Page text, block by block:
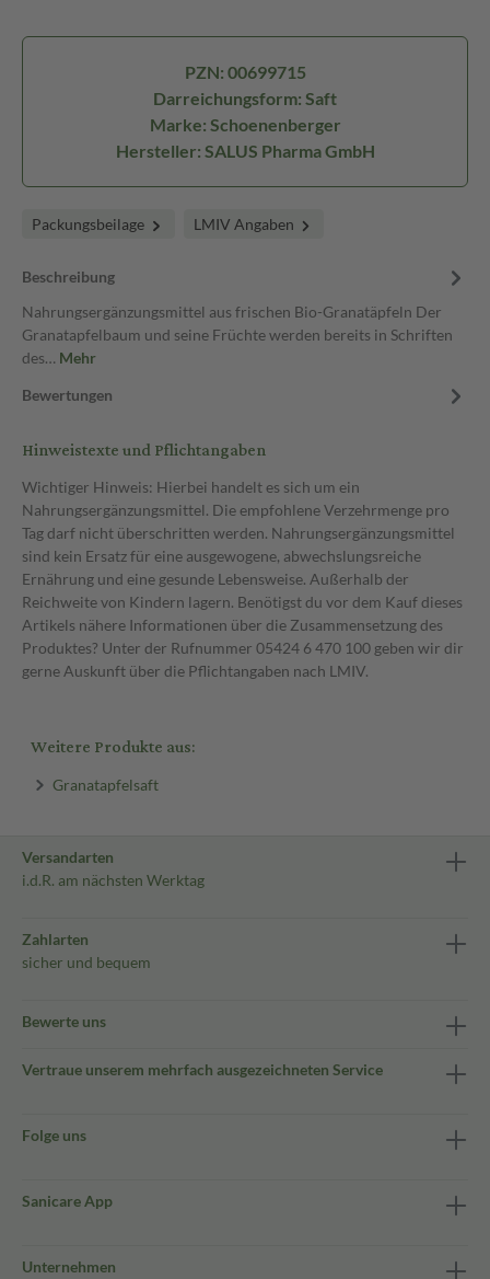
PZN: 00699715
Darreichungsform: Saft
Marke: Schoenenberger
Hersteller: SALUS Pharma GmbH
Packungsbeilage LMIV Angaben
Beschreibung
Nahrungsergänzungsmittel aus frischen Bio-Granatäpfeln Der
Granatapfelbaum und seine Früchte werden bereits in Schriften
des… Mehr
Bewertungen
Hinweistexte und Pflichtangaben
Wichtiger Hinweis: Hierbei handelt es sich um ein
Nahrungsergänzungsmittel. Die empfohlene Verzehrmenge pro
Tag darf nicht überschritten werden. Nahrungsergänzungsmittel
sind kein Ersatz für eine ausgewogene, abwechslungsreiche
Ernährung und eine gesunde Lebensweise. Außerhalb der
Reichweite von Kindern lagern. Benötigst du vor dem Kauf dieses
Artikels nähere Informationen über die Zusammensetzung des
Produktes? Unter der Rufnummer 05424 6 470 100 geben wir dir
gerne Auskunft über die Pflichtangaben nach LMIV.
Weitere Produkte aus:
Granatapfelsaft
Versandarten
i.d.R. am nächsten Werktag
Zahlarten
sicher und bequem
Bewerte uns
Vertraue unserem mehrfach ausgezeichneten Service
Folge uns
Sanicare App
Unternehmen